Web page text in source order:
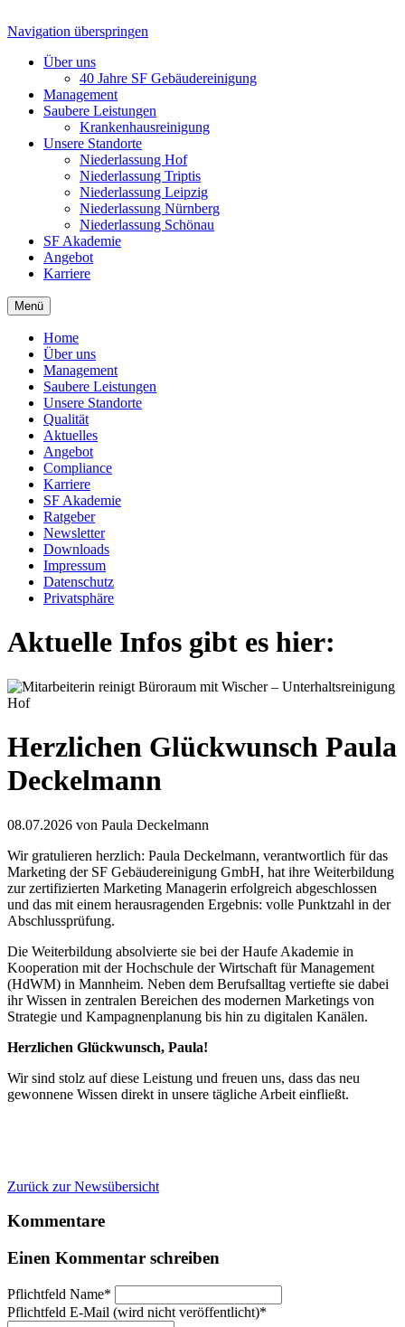
Navigation überspringen
Über uns
40 Jahre SF Gebäudereinigung
Management
Saubere Leistungen
Krankenhausreinigung
Unsere Standorte
Niederlassung Hof
Niederlassung Triptis
Niederlassung Leipzig
Niederlassung Nürnberg
Niederlassung Schönau
SF Akademie
Angebot
Karriere
Menü
Home
Über uns
Management
Saubere Leistungen
Unsere Standorte
Qualität
Aktuelles
Angebot
Compliance
Karriere
SF Akademie
Ratgeber
Newsletter
Downloads
Impressum
Datenschutz
Privatsphäre
Aktuelle Infos gibt es hier:
Herzlichen Glückwunsch Paula
Deckelmann
08.07.2026 von Paula Deckelmann
Wir gratulieren herzlich: Paula Deckelmann, verantwortlich für das
Marketing der SF Gebäudereinigung GmbH, hat ihre Weiterbildung
zur zertifizierten Marketing Managerin erfolgreich abgeschlossen
und das mit einem herausragenden Ergebnis: volle Punktzahl in der
Abschlussprüfung.
Die Weiterbildung absolvierte sie bei der Haufe Akademie in
Kooperation mit der Hochschule der Wirtschaft für Management
(HdWM) in Mannheim. Neben dem Berufsalltag vertiefte sie dabei
ihr Wissen in zentralen Bereichen des modernen Marketings von
Strategie und Kampagnenplanung bis hin zu digitalen Kanälen.
Herzlichen Glückwunsch, Paula!
Wir sind stolz auf diese Leistung und freuen uns, dass das neu
gewonnene Wissen direkt in unsere tägliche Arbeit einfließt.
Zurück zur Newsübersicht
Kommentare
Einen Kommentar schreiben
Pflichtfeld Name*
Pflichtfeld E-Mail (wird nicht veröffentlicht)*